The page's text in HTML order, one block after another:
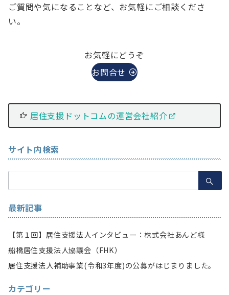
ご質問や気になることなど、お気軽にご相談くださ
い。
お気軽にどうぞ
お問合せ
居住支援ドットコムの運営会社紹介
サイト内検索
索：
最新記事
【第１回】居住支援法人インタビュー：株式会社あんど様
船橋居住支援法人協議会（FHK）
居住支援法人補助事業(令和3年度)の公募がはじまりました。
カテゴリー